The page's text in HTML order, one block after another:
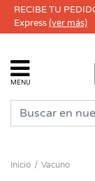
RECIBE TU
Express(ver más)
MENU
Inicio Vacuno